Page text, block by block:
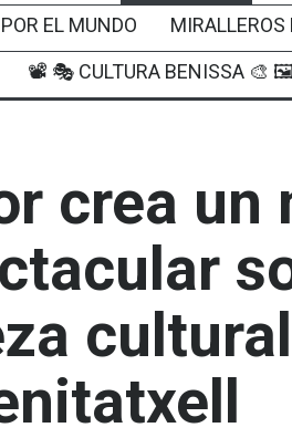
EL MUNDO
MIRALLEROS
📽 🎭 CULTURA BENISSA 🎨
crea un